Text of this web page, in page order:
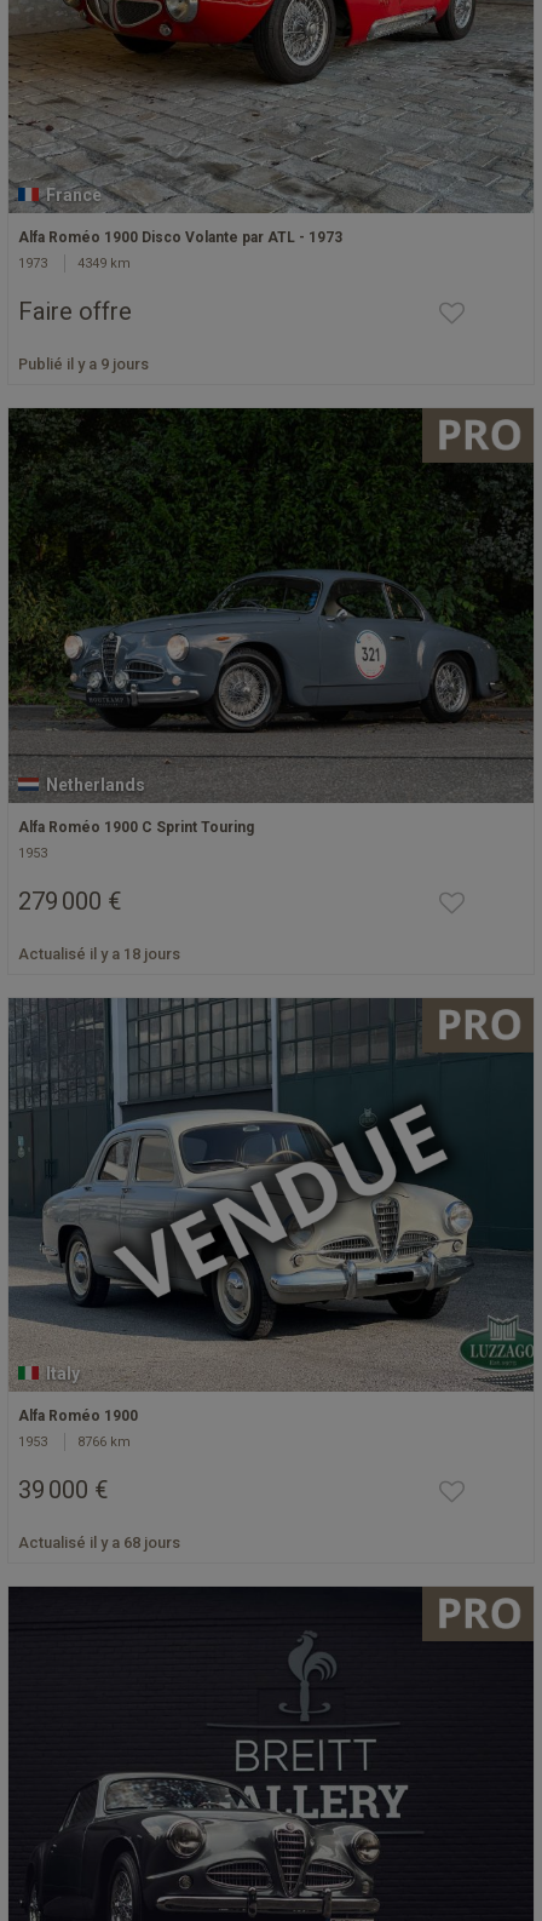
France
Alfa Roméo 1900 Disco Volante par ATL - 1973
1973 4349 km
Faire offre
Publié il y a 9 jours
Netherlands
Alfa Roméo 1900 C Sprint Touring
1953
279 000 €
Actualisé il y a 18 jours
Italy
Alfa Roméo 1900
1953 8766 km
39 000 €
Actualisé il y a 68 jours